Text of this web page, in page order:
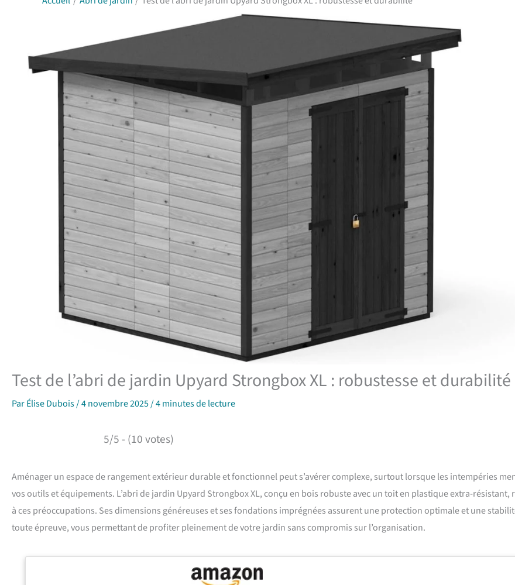
Test de l’abri de jardin Upyard Strongbox XL : robustesse et durabilité
ParÉlise Dubois/4 novembre 2025/4 minutes de lecture
5/5 - (10 votes)
Aménager un espace de rangement extérieur durable et fonctionnel peut s’avérer complexe, surtout lorsque les intempéries
vos outils et équipements. L’abri de jardin Upyard Strongbox XL, conçu en bois robuste avec un toit en plastique extra-résistant,
à ces préoccupations. Ses dimensions généreuses et ses fondations imprégnées assurent une protection optimale et une
toute épreuve, vous permettant de profiter pleinement de votre jardin sans compromis sur l’organisation.